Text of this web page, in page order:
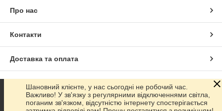
Про нас
Контакти
Доставка та оплата
Графік роботи
Повна версія сайту
Шановний клієнте, у нас сьогодні не робочий час.
Важливо! У зв'язку з регулярними відключеннями світла,
поганим зв'язком, відсутністю інтернету спостерігається